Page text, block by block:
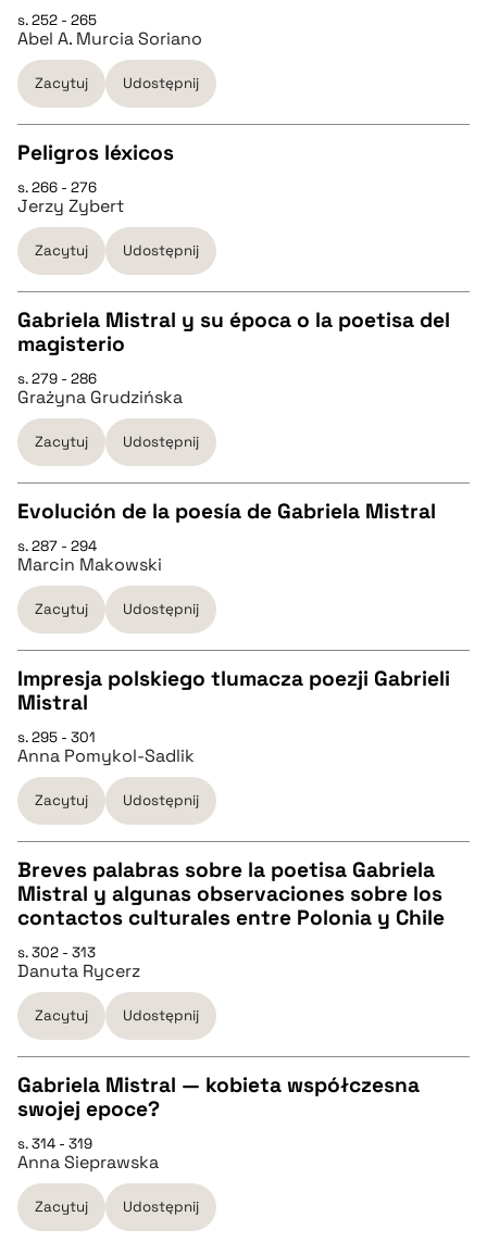
pobierz cytat
BIBTEX
pobierz cytat
s. 252 - 265
Abel A. Murcia Soriano
Zacytuj Udostępnij
CZYSTY TEKST
pobierz cytat
BIBTEX
pobierz cytat
Peligros léxicos
s. 266 - 276
Jerzy Zybert
Zacytuj Udostępnij
CZYSTY TEKST
pobierz cytat
BIBTEX
pobierz cytat
Gabriela Mistral y su época o la poetisa del
magisterio
s. 279 - 286
Grażyna Grudzińska
Zacytuj Udostępnij
CZYSTY TEKST
pobierz cytat
BIBTEX
pobierz cytat
Evolución de la poesía de Gabriela Mistral
s. 287 - 294
Marcin Makowski
Zacytuj Udostępnij
pobierz cytat
BIBTEX
pobierz cytat
Impresja polskiego tlumacza poezji Gabrieli
Mistral
s. 295 - 301
Anna Pomykol-Sadlik
Zacytuj Udostępnij
CZYSTY TEKST
pobierz cytat
BIBTEX
pobierz cytat
Breves palabras sobre la poetisa Gabriela
Mistral y algunas observaciones sobre los
contactos culturales entre Polonia y Chile
s. 302 - 313
Danuta Rycerz
Zacytuj Udostępnij
CZYSTY TEKST
pobierz cytat
Gabriela Mistral — kobieta współczesna
swojej epoce?
s. 314 - 319
Anna Sieprawska
Zacytuj Udostępnij